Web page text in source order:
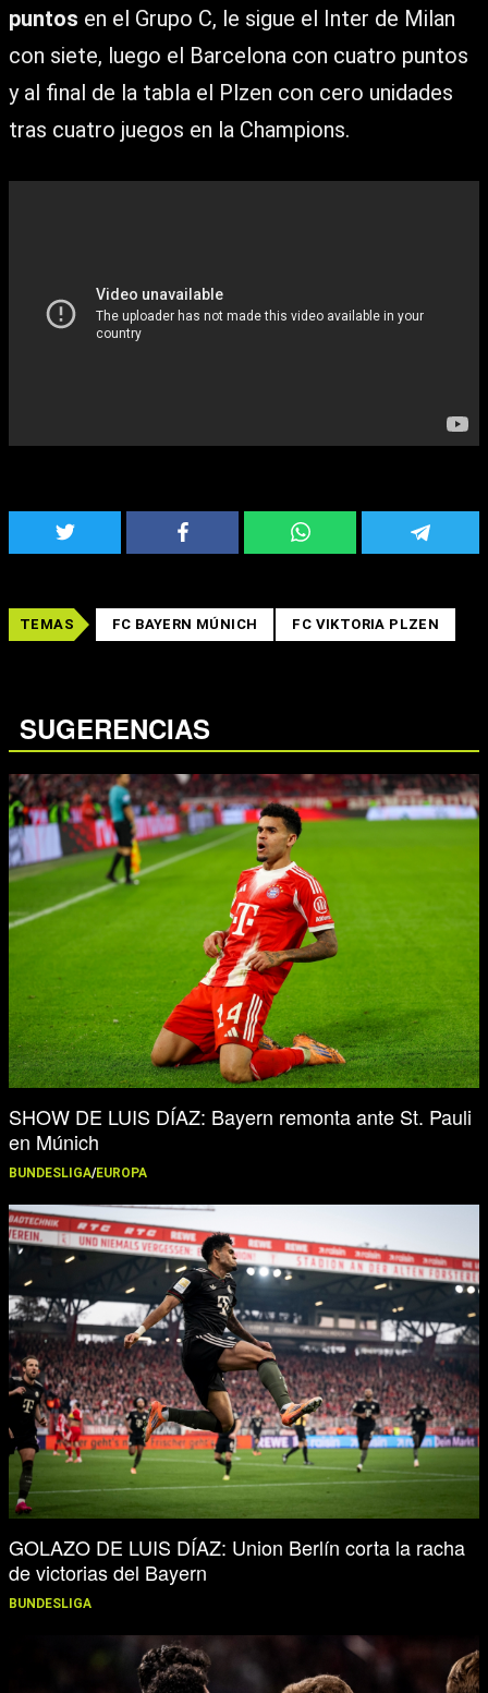
puntos en el Grupo C, le sigue el Inter de Milan
con siete, luego el Barcelona con cuatro puntos
y al final de la tabla el Plzen con cero unidades
tras cuatro juegos en la Champions.
TEMAS FC BAYERN MÚNICH FC VIKTORIA PLZEN
SUGERENCIAS
SHOW DE LUIS DÍAZ: Bayern remonta ante St. Pauli
en Múnich
BUNDESLIGA/EUROPA
GOLAZO DE LUIS DÍAZ: Union Berlín corta la racha
de victorias del Bayern
BUNDESLIGA